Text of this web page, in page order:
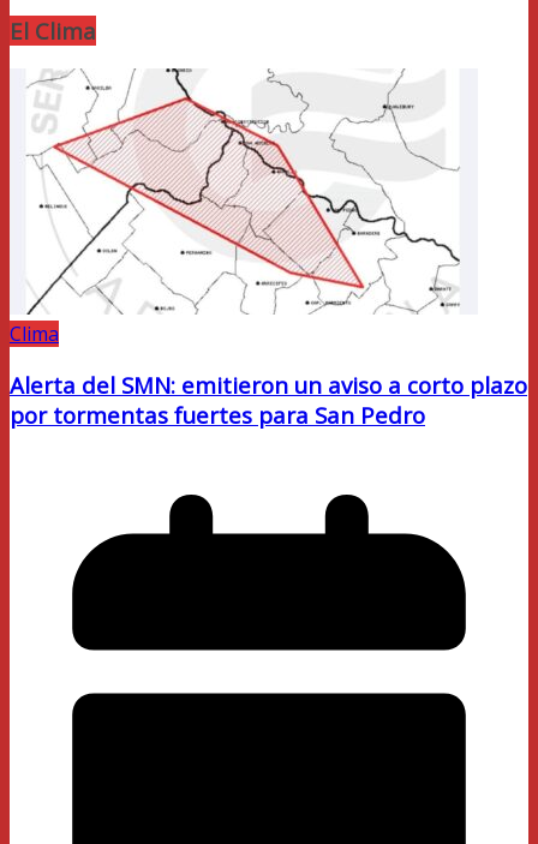
El Clima
Clima
Alerta del SMN: emitieron un aviso a corto plazo
por tormentas fuertes para San Pedro